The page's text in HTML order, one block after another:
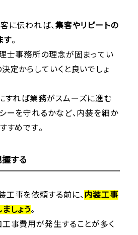
に伝われば、 集客やリピートの
す。
士事務所の理念が固まってい
定からしていくと良いでしょ
すれば業務がスムーズに進む
ーを守れるかなど、内装を細か
すめです。
する
事を依頼する前に、 内装工事
しょう。
事費用が発生することが多く